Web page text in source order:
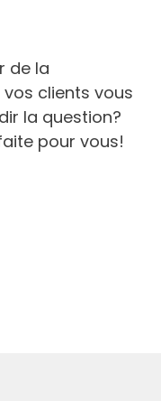
de la
clients vous
la question?
pour vous!